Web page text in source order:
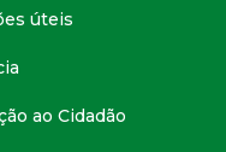
úteis
ao Cidadão